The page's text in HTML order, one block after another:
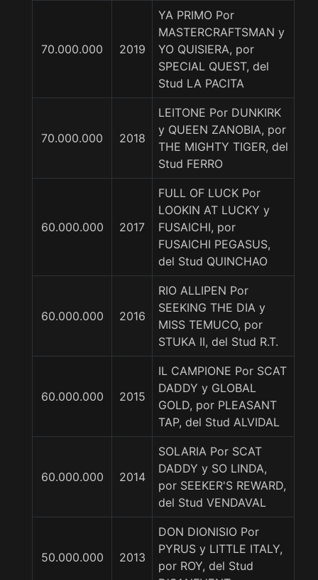
70.000.000 2019
YA PRIMO Por
MASTERCRAFTSMAN y
YO QUISIERA, por
SPECIAL QUEST, del
Stud LA PACITA
70.000.000 2018
LEITONE Por DUNKIRK
y QUEEN ZANOBIA, por
THE MIGHTY TIGER, del
Stud FERRO
60.000.000 2017
FULL OF LUCK Por
LOOKIN AT LUCKY y
FUSAICHI, por
FUSAICHI PEGASUS,
del Stud QUINCHAO
60.000.000 2016
RIO ALLIPEN Por
SEEKING THE DIA y
MISS TEMUCO, por
STUKA II, del Stud R.T.
60.000.000 2015
IL CAMPIONE Por SCAT
DADDY y GLOBAL
GOLD, por PLEASANT
TAP, del Stud ALVIDAL
60.000.000 2014
SOLARIA Por SCAT
DADDY y SO LINDA,
por SEEKER'S REWARD,
del Stud VENDAVAL
50.000.000 2013
DON DIONISIO Por
PYRUS y LITTLE ITALY,
por ROY, del Stud